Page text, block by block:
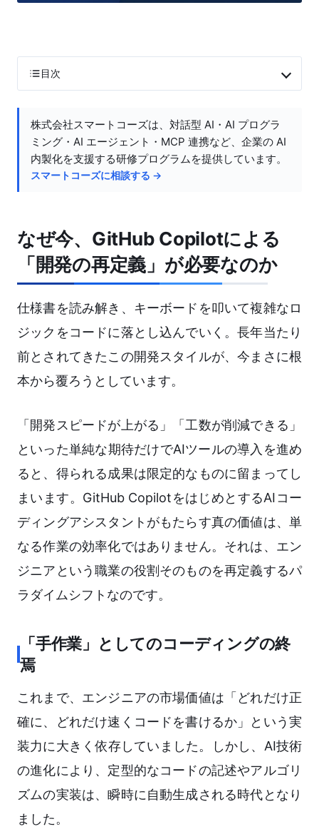
目次
株式会社スマートコーズは、対話型 AI・AI プログラ
ミング・AI エージェント・MCP 連携など、企業の AI
内製化を支援する研修プログラムを提供しています。
スマートコーズに相談する →
なぜ今、GitHub Copilotによる
「開発の再定義」が必要なのか
仕様書を読み解き、キーボードを叩いて複雑なロ
ジックをコードに落とし込んでいく。長年当たり
前とされてきたこの開発スタイルが、今まさに根
本から覆ろうとしています。
「開発スピードが上がる」「工数が削減できる」
といった単純な期待だけでAIツールの導入を進め
ると、得られる成果は限定的なものに留まってし
まいます。GitHub CopilotをはじめとするAIコー
ディングアシスタントがもたらす真の価値は、単
なる作業の効率化ではありません。それは、エン
ジニアという職業の役割そのものを再定義するパ
ラダイムシフトなのです。
「手作業」としてのコーディングの終
焉
これまで、エンジニアの市場価値は「どれだけ正
確に、どれだけ速くコードを書けるか」という実
装力に大きく依存していました。しかし、AI技術
の進化により、定型的なコードの記述やアルゴリ
ズムの実装は、瞬時に自動生成される時代となり
ました。